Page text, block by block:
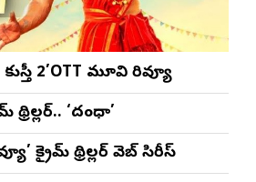
2’OTT మూవి రివ్యూ
‘దంధా’
క్రైమ్ థ్రిల్ల‌ర్ వెబ్ సిరీస్